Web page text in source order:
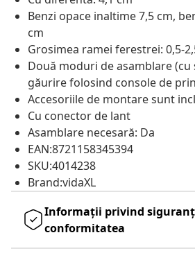
Benzi opace inaltime 7,5 cm,
cm
Grosimea ramei ferestrei: 0,5-
Două moduri de asamblare
găurire folosind console de
Accesoriile de montare sunt
Cu conector de lant
Asamblare necesară: Da
EAN:8721158345394
SKU:4014238
Brand:vidaXL
Informații privind
conformitatea